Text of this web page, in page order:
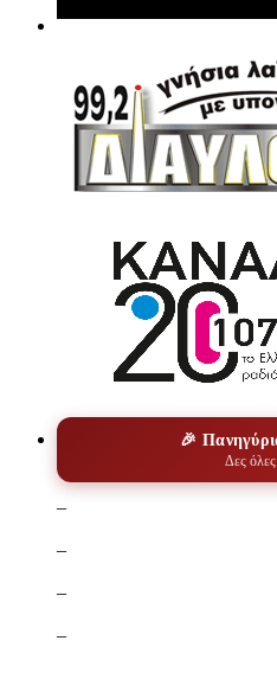
🎉
Δες
–
–
–
–